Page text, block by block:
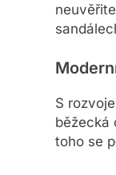
S
běžecká
toho se